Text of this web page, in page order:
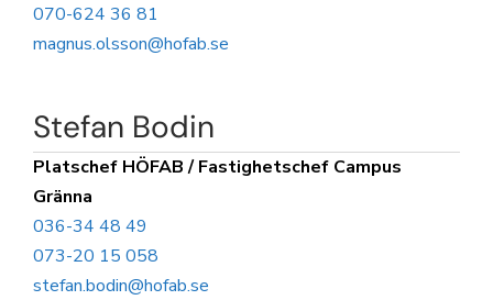
070-624 36 81
magnus.olsson@hofab.se
Stefan Bodin
Platschef HÖFAB / Fastighetschef Campus
Gränna
036-34 48 49
073-20 15 058
stefan.bodin@hofab.se